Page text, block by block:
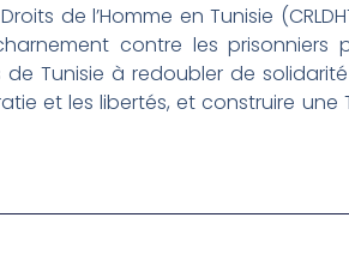
de l’Homme en Tunisie
contre les prisonniers
Tunisie à redoubler de
et les libertés, et construire une